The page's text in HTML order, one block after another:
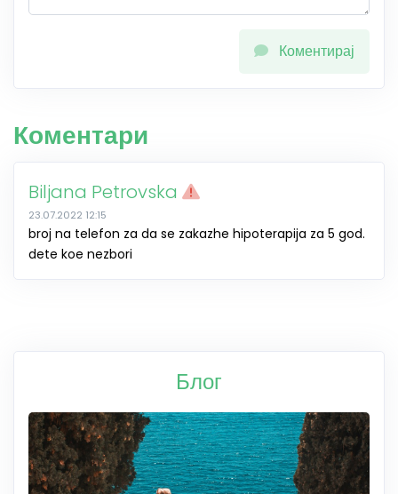
Коментирај
Коментари
Biljana Petrovska
23.07.2022 12:15
broj na telefon za da se zakazhe hipoterapija za 5 god.
dete koe nezbori
Блог